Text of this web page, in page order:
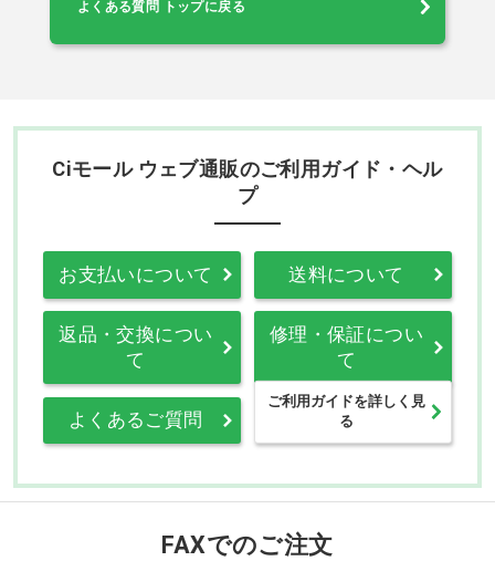
よくある質問 トップに戻る
Ciモール ウェブ通販のご利用ガイド・ヘル
プ
お支払いについて 送料について
返品・交換につい
て
修理・保証につい
て
よくあるご質問
ご利用ガイドを詳しく見
る
FAXでのご注文